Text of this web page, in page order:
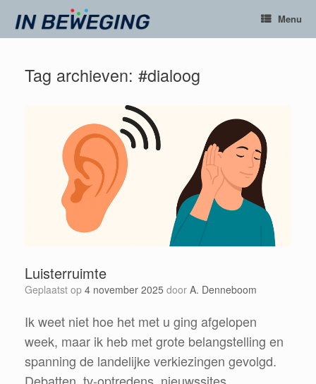
naar
Menu
Tag archieven: #dialoog
Luisterruimte
Geplaatst op 4 november 2025 door A. Denneboom
Ik weet niet hoe het met u ging afgelopen
week, maar ik heb met grote belangstelling en
spanning de landelijke verkiezingen gevolgd.
Debatten, tv-optredens, nieuwssites,